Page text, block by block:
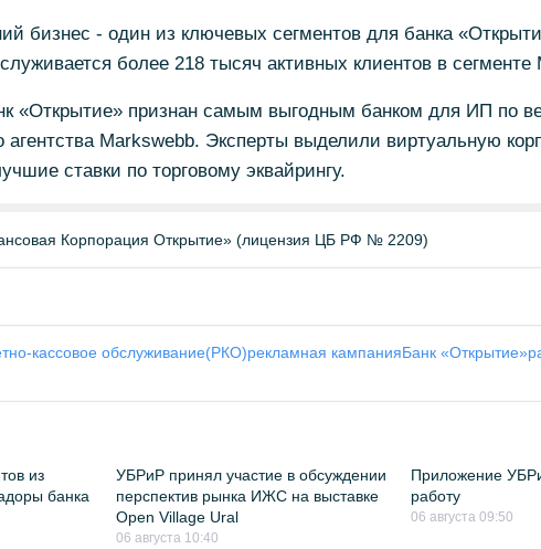
бизнес - один из ключевых сегментов для банка
более 218 тысяч активных клиентов в
«Открытие» признан самым выгодным банком для ИП по
агентства Markswebb. Эксперты выделили виртуальную
ставки по торговому эквайрингу.
Корпорация Открытие» (лицензия ЦБ РФ № 2209)
кассовое обслуживание(РКО)рекламная кампанияБанк «Открытие»
из
банка
УБРиР принял участие в обсуждении
перспектив рынка ИЖС на выставке
Open Village Ural
06 августа 10:40
Приложение
работу
06 августа 09:50